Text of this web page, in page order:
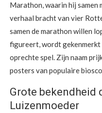
Marathon, waarin hij samen
verhaal bracht van vier
samen de marathon willen
figureert, wordt
oprechte spel. Zijn naam
posters van populaire
Grote bekendheid
Luizenmoeder